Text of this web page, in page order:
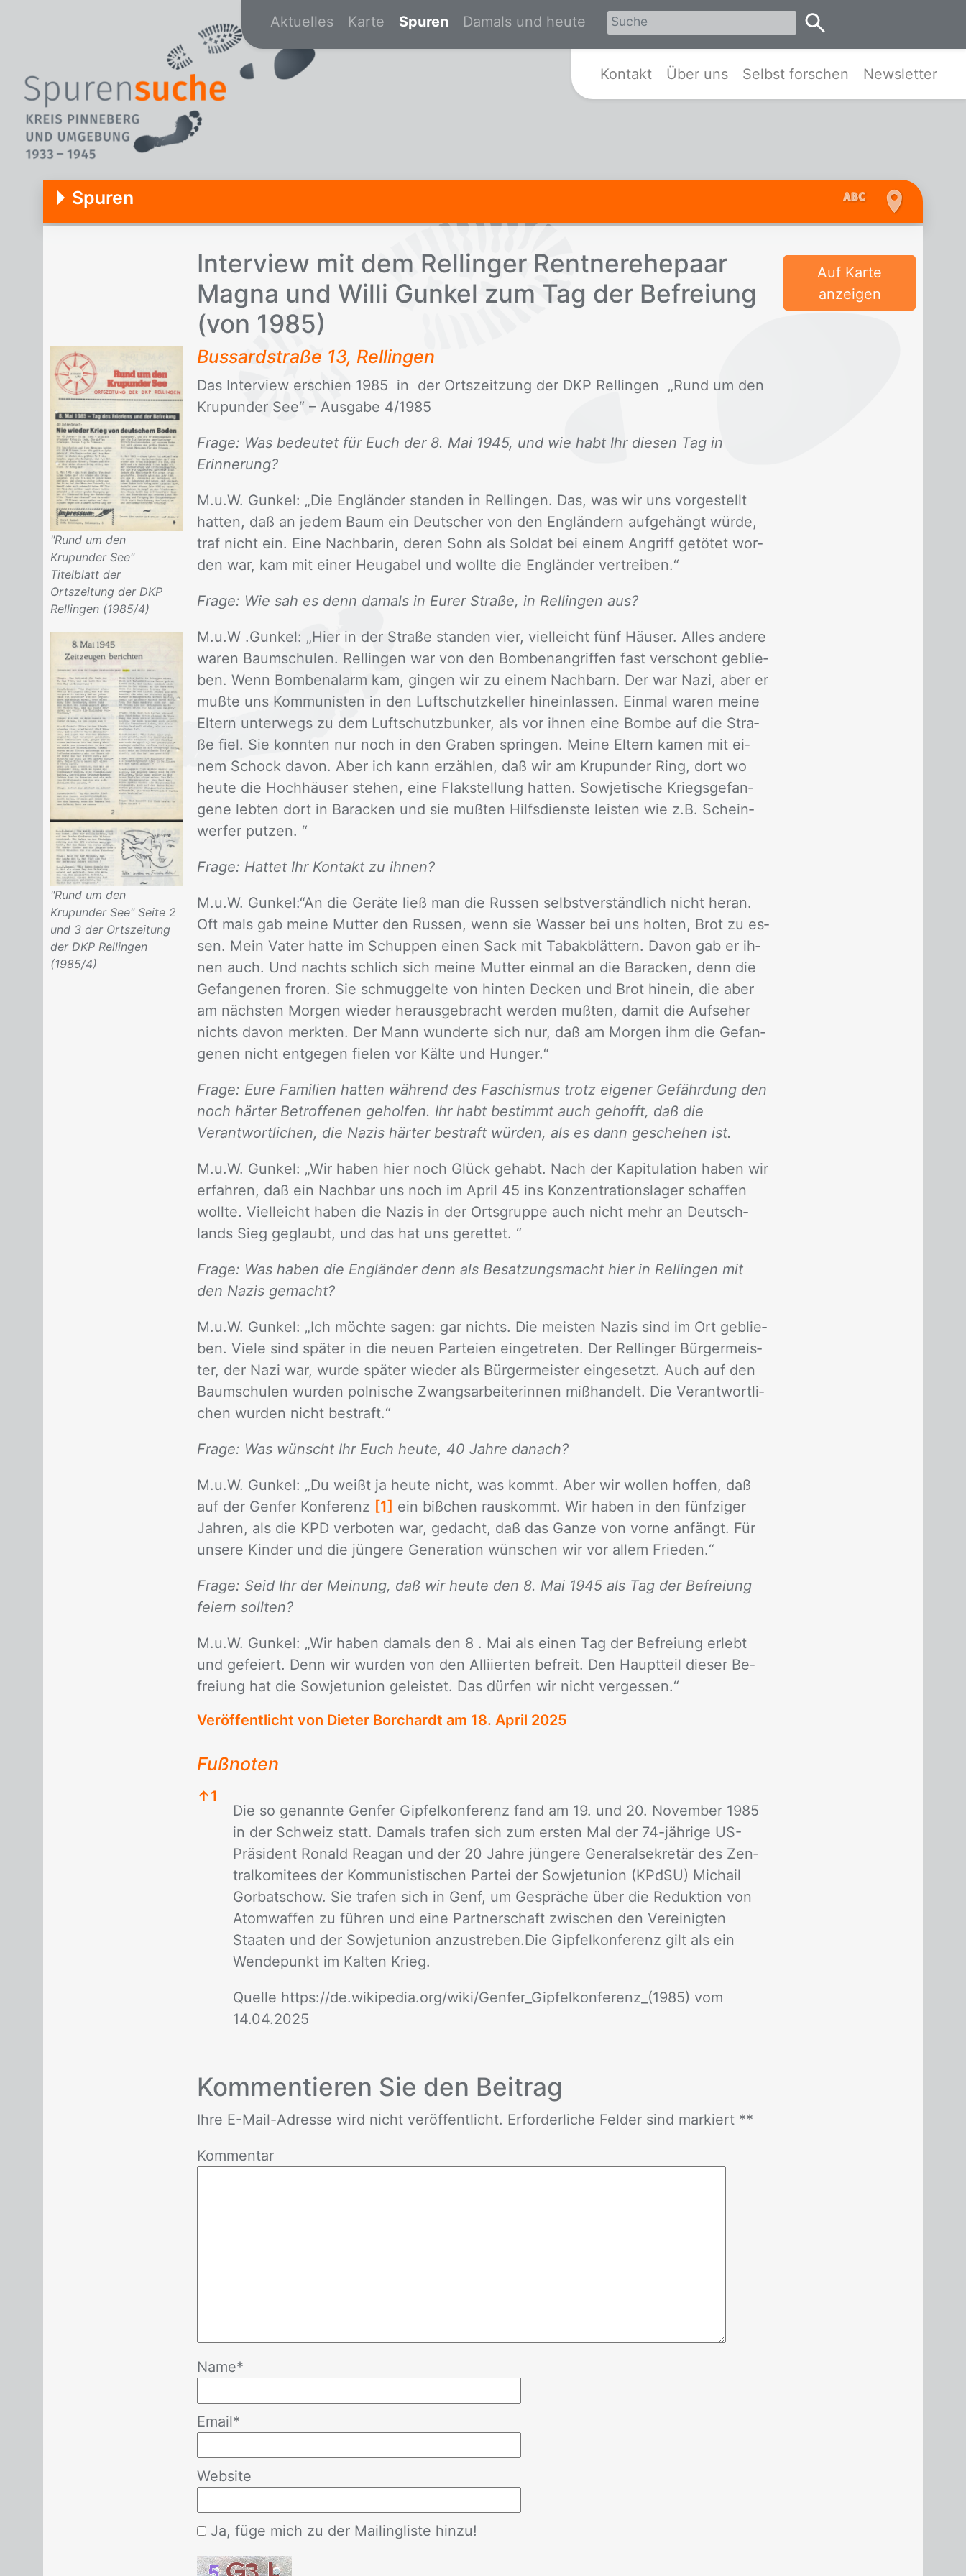
Zur Startseite von Spurensuche Kreis Pinneberg und Umgebung
Aktuelles Karte Spuren Damals und heute
Kontakt Über uns Selbst forschen Newsletter
Spuren
In­ter­view mit dem Rel­lin­ger Rent­ner­ehe­paar
Ma­gna und Wil­li Gun­kel zum Tag der Be­frei­ung
(von 1985)
Auf Karte
anzeigen
"Rund um den
Krupunder See"
Titelblatt der
Ortszeitung der DKP
Rellingen (1985/4)
"Rund um den
Krupunder See" Seite 2
und 3 der Ortszeitung
der DKP Rellingen
(1985/4)
Bus­sard­stra­ße 13, Rel­lin­gen
Das In­ter­view er­schien 1985 in der Orts­zeit­zung der DKP Rel­lin­gen „Rund um den
Krupun­der See“ – Aus­ga­be 4/​1985
Frage: Was bedeutet für Euch der 8. Mai 1945, und wie habt Ihr diesen Tag in
Erinnerung?
M.u.W. Gun­kel: „Die Eng­län­der stan­den in Rel­lin­gen. Das, was wir uns vor­ge­stellt
hat­ten, daß an je­dem Baum ein Deut­scher von den Eng­län­dern auf­ge­hängt wür­de,
traf nicht ein. Eine Nach­ba­rin, de­ren Sohn als Sol­dat bei ei­nem An­griff ge­tö­tet wor­
den war, kam mit ei­ner Heu­ga­bel und woll­te die Eng­län­der ver­trei­ben.“
Frage: Wie sah es denn damals in Eurer Straße, in Rellingen aus?
M.u.W .Gun­kel: „Hier in der Stra­ße stan­den vier, viel­leicht fünf Häu­ser. Al­les an­de­re
wa­ren Baum­schu­len. Rel­lin­gen war von den Bom­ben­an­grif­fen fast ver­schont ge­blie­
ben. Wenn Bom­ben­alarm kam, gin­gen wir zu ei­nem Nach­barn. Der war Nazi, aber er
muß­te uns Kom­mu­nis­ten in den Luft­schutz­kel­ler hin­ein­las­sen. Ein­mal wa­ren mei­ne
El­tern un­ter­wegs zu dem Luft­schutz­bun­ker, als vor ih­nen eine Bom­be auf die Stra­
ße fiel. Sie konn­ten nur noch in den Gra­ben sprin­gen. Mei­ne El­tern ka­men mit ei­
nem Schock da­von. Aber ich kann er­zäh­len, daß wir am Krupun­der Ring, dort wo
heu­te die Hoch­häu­ser ste­hen, eine Flak­stel­lung hat­ten. So­wje­ti­sche Kriegs­ge­fan­
ge­ne leb­ten dort in Ba­ra­cken und sie muß­ten Hilfs­diens­te leis­ten wie z.B. Schein­
wer­fer put­zen. “
Frage: Hattet Ihr Kontakt zu ihnen?
M.u.W. Gun­kel:“An die Ge­rä­te ließ man die Rus­sen selbst­ver­ständ­lich nicht her­an.
Oft mals gab mei­ne Mut­ter den Rus­sen, wenn sie Was­ser bei uns hol­ten, Brot zu es­
sen. Mein Va­ter hat­te im Schup­pen ei­nen Sack mit Ta­bak­blät­tern. Da­von gab er ih­
nen auch. Und nachts schlich sich mei­ne Mut­ter ein­mal an die Ba­ra­cken, denn die
Ge­fan­ge­nen fro­ren. Sie schmug­gel­te von hin­ten De­cken und Brot hin­ein, die aber
am nächs­ten Mor­gen wie­der her­aus­ge­bracht wer­den muß­ten, da­mit die Auf­se­her
nichts da­von merk­ten. Der Mann wun­der­te sich nur, daß am Mor­gen ihm die Ge­fan­
ge­nen nicht ent­ge­gen fie­len vor Käl­te und Hun­ger.“
Frage: Eure Familien hatten während des Faschismus trotz eigener Gefährdung den
noch härter Betroffenen geholfen. Ihr habt bestimmt auch gehofft, daß die
Verantwortlichen, die Nazis härter bestraft würden, als es dann geschehen ist.
M.u.W. Gun­kel: „Wir ha­ben hier noch Glück ge­habt. Nach der Ka­pi­tu­la­ti­on ha­ben wir
er­fah­ren, daß ein Nach­bar uns noch im April 45 ins Kon­zen­tra­ti­ons­la­ger schaf­fen
woll­te. Viel­leicht ha­ben die Na­zis in der Orts­grup­pe auch nicht mehr an Deutsch­
lands Sieg ge­glaubt, und das hat uns ge­ret­tet. “
Frage: Was haben die Engländer denn als Besatzungsmacht hier in Rellingen mit
den Nazis gemacht?
M.u.W. Gun­kel: „Ich möch­te sa­gen: gar nichts. Die meis­ten Na­zis sind im Ort ge­blie­
ben. Vie­le sind spä­ter in die neu­en Par­tei­en ein­ge­tre­ten. Der Rel­lin­ger Bür­ger­meis­
ter, der Nazi war, wur­de spä­ter wie­der als Bür­ger­meis­ter ein­ge­setzt. Auch auf den
Baum­schu­len wur­den pol­ni­sche Zwangs­ar­bei­te­rin­nen miß­han­delt. Die Ver­ant­wort­li­
chen wur­den nicht be­straft.“
Frage: Was wünscht Ihr Euch heute, 40 Jahre danach?
M.u.W. Gun­kel: „Du weißt ja heu­te nicht, was kommt. Aber wir wol­len hof­fen, daß
auf der Gen­fer Kon­fe­renz [1] ein biß­chen raus­kommt. Wir ha­ben in den fünf­zi­ger
Jah­ren, als die KPD ver­bo­ten war, ge­dacht, daß das Gan­ze von vor­ne an­fängt. Für
un­se­re Kin­der und die jün­ge­re Ge­ne­ra­ti­on wün­schen wir vor al­lem Frie­den.“
Frage: Seid Ihr der Meinung, daß wir heute den 8. Mai 1945 als Tag der Befreiung
feiern sollten?
M.u.W. Gun­kel: „Wir ha­ben da­mals den 8 . Mai als ei­nen Tag der Be­frei­ung er­lebt
und ge­fei­ert. Denn wir wur­den von den Al­li­ier­ten be­freit. Den Haupt­teil die­ser Be­
frei­ung hat die So­wjet­uni­on ge­leis­tet. Das dür­fen wir nicht ver­ges­sen.“
Veröffentlicht von Dieter Borchardt am 18. April 2025
Fußnoten
↑1
Die so ge­nann­te Gen­fer Gip­fel­kon­fe­renz fand am 19. und 20. No­vem­ber 1985
in der Schweiz statt. Da­mals tra­fen sich zum ers­ten Mal der 74-jäh­ri­ge US-
Prä­si­dent Ro­nald Rea­gan und der 20 Jah­re jün­ge­re Ge­ne­ral­se­kre­tär des Zen­
tral­ko­mi­tees der Kom­mu­nis­ti­schen Par­tei der So­wjet­uni­on (KPdSU) Mi­ch­ail
Gor­bat­schow. Sie tra­fen sich in Genf, um Ge­sprä­che über die Re­duk­ti­on von
Atom­waf­fen zu füh­ren und eine Part­ner­schaft zwi­schen den Ver­ei­nig­ten
Staa­ten und der So­wjet­uni­on an­zu­stre­ben.Die Gip­fel­kon­fe­renz gilt als ein
Wen­de­punkt im Kal­ten Krieg.
Quel­le https://de.wikipedia.org/wiki/Genfer_Gipfelkonferenz_(1985) vom
14.04.2025
Kom­men­tie­ren Sie den Bei­trag
Ihre E-Mail-Adres­se wird nicht ver­öf­fent­licht. Er­for­der­li­che Fel­der sind mar­kiert **
Kommentar
Name*
Email*
Website
Ja, füge mich zu der Mailingliste hinzu!